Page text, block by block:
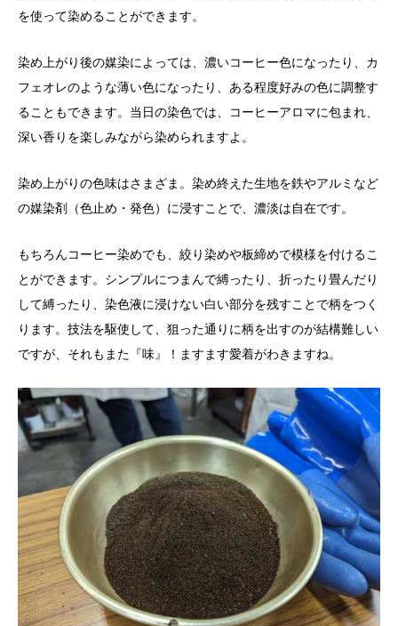
を使って染めることができます。
染め上がり後の媒染によっては、濃いコーヒー色になったり、カ
フェオレのような薄い色になったり、ある程度好みの色に調整す
ることもできます。当日の染色では、コーヒーアロマに包まれ、
深い香りを楽しみながら染められますよ。
染め上がりの色味はさまざま。染め終えた生地を鉄やアルミなど
の媒染剤（色止め・発色）に浸すことで、濃淡は自在です。
もちろんコーヒー染めでも、絞り染めや板締めで模様を付けるこ
とができます。シンプルにつまんで縛ったり、折ったり畳んだり
して縛ったり、染色液に浸けない白い部分を残すことで柄をつく
ります。技法を駆使して、狙った通りに柄を出すのが結構難しい
ですが、それもまた『味』！ますます愛着がわきますね。